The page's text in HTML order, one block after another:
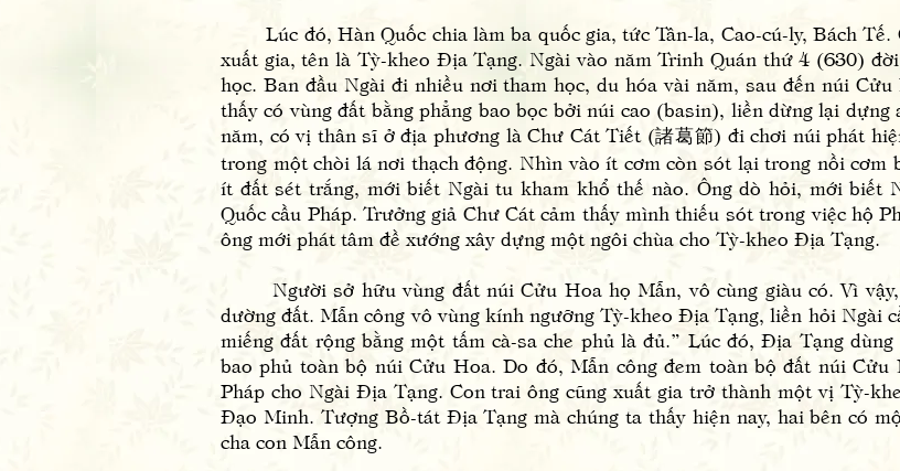
Lúc đó, Hàn Quốc chia làm ba quốc gia, tức Tân-la, Cao-cú-ly, Bách Tế.
xuất gia, tên là Tỳ-kheo Địa Tạng. Ngài vào năm Trinh Quán thứ 4 (630)
học. Ban đầu Ngài đi nhiều nơi tham học, du hóa vài năm, sau đến núi
thấy có vùng đất bằng phẳng bao bọc bởi núi cao (basin), liền dừng lại
năm, có vị thân sĩ ở địa phương là Chư Cát Tiết (諸葛節) đi chơi núi phát
trong một chòi lá nơi thạch động. Nhìn vào ít cơm còn sót lại trong nồi cơm
ít đất sét trắng, mới biết Ngài tu kham khổ thế nào. Ông dò hỏi, mới biết
Quốc cầu Pháp. Trưởng giả Chư Cát cảm thấy mình thiếu sót trong việc hộ
ông mới phát tâm đề xướng xây dựng một ngôi chùa cho Tỳ-kheo Địa Tạng.
Người sở hữu vùng đất núi Cửu Hoa họ Mẫn, vô cùng giàu có. Vì vậy,
dường đất. Mẫn công vô vùng kính ngưỡng Tỳ-kheo Địa Tạng, liền hỏi Ngài
miếng đất rộng bằng một tấm cà-sa che phủ là đủ.” Lúc đó, Địa Tạng
bao phủ toàn bộ núi Cửu Hoa. Do đó, Mẫn công đem toàn bộ đất núi Cửu
Pháp cho Ngài Địa Tạng. Con trai ông cũng xuất gia trở thành một vị Tỳ-
Đạo Minh. Tượng Bồ-tát Địa Tạng mà chúng ta thấy hiện nay, hai bên có
cha con Mẫn công.